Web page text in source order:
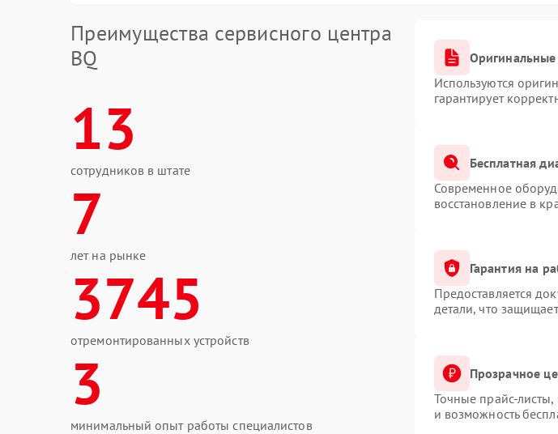
Преимущества сервисного центра
BQ
13
сотрудников в штате
7
лет на рынке
3745
отремонтированных устройств
3
минимальный опыт работы специалистов
Используются
гарантирует
Бесплатная
Современное
восстановление в
Гарантия на
Предоставляется
детали, что
Прозрачное
Точные прайс-листы,
и возможность